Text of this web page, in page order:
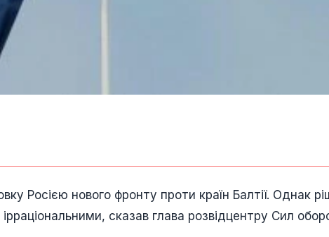
Росією нового фронту проти країн Балтії. Однак
сказав глава розвідцентру Сил